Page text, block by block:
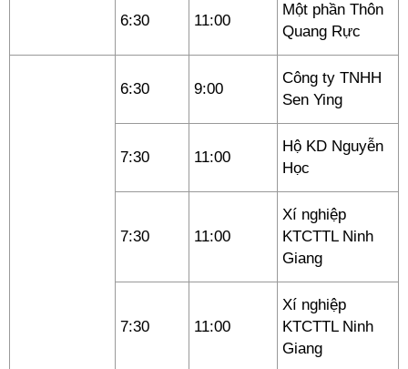
6:30 11:00
Một phần Thôn
Quang Rực
6:30 9:00
Công ty TNHH
Sen Ying
7:30 11:00
Hộ KD Nguyễn
Học
7:30 11:00
Xí nghiệp
KTCTTL Ninh
Giang
7:30 11:00
Xí nghiệp
KTCTTL Ninh
Giang